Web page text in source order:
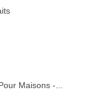
Maisons -...